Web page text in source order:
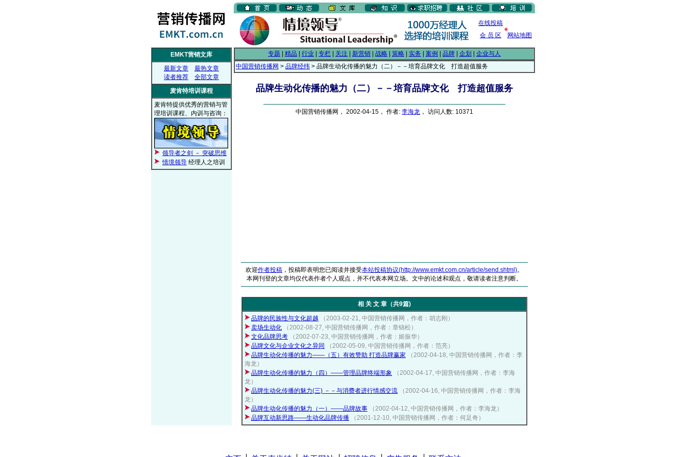
在线投稿
会 员 区
网站地图
EMKT营销文库
最新文章
最热文章
读者推荐
全部文章
麦肯特培训课程
麦肯特提供优秀的营销与管
理培训课程、内训与咨询：
领导者之剑 － 突破思维
情境领导 经理人之培训
专题 精品 行业 专栏 关注 新营销 战略 策略 实务 案例 品牌 企划
企业与人
中国营销传播网 > 品牌经纬 > 品牌生动化传播的魅力（二）－－培育品牌文化 打造超值服务
品牌生动化传播的魅力（二）－－培育品牌文化 打造超值服务
中国营销传播网， 2002-04-15， 作者: 李海龙 ， 访问人数: 10371
欢迎作者投稿 ，投稿即表明您已阅读并接受本站投稿协议(http://www.emkt.com.cn/article/send.shtml)。
本网刊登的文章均仅代表作者个人观点，并不代表本网立场。文中的论述和观点，敬请读者注意判断。
相 关 文 章（共9篇)
品牌的民族性与文化超越
（2003-02-21, 中国营销传播网，作者：胡志刚）
卖场生动化
（2002-08-27, 中国营销传播网，作者：章锦松）
文化品牌思考
（2002-07-23, 中国营销传播网，作者：姬振华）
品牌文化与企业文化之异同
（2002-05-09, 中国营销传播网，作者：范亮）
品牌生动化传播的魅力——（五）有效赞助 打造品牌赢家
（2002-04-18, 中国营销传播网，作者：李
海龙）
品牌生动化传播的魅力（四）——管理品牌终端形象
（2002-04-17, 中国营销传播网，作者：李海
龙）
品牌生动化传播的魅力(三) －－与消费者进行情感交流
（2002-04-16, 中国营销传播网，作者：李海
龙）
品牌生动化传播的魅力（一）——品牌故事
（2002-04-12, 中国营销传播网，作者：李海龙）
品牌互动新思路——生动化品牌传播
（2001-12-10, 中国营销传播网，作者：何足奇）